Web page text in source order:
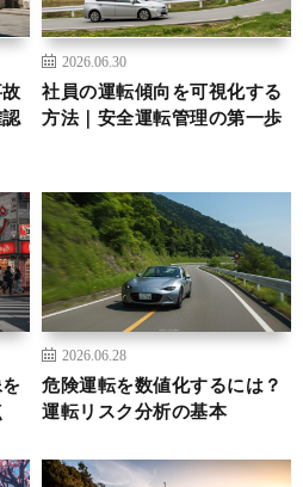
2026.06.30
社員の運転傾向を可視化する
方法｜安全運転管理の第一歩
2026.06.28
危険運転を数値化するには？
運転リスク分析の基本